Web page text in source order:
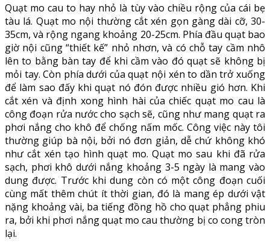
Quạt mo cau to hay nhỏ là tùy vào chiều rộng của cái bẹ
tàu lá. Quạt mo nội thường cắt xén gọn gàng dài cỡ, 30-
35cm, và rộng ngang khoảng 20-25cm. Phía đầu quạt bao
giờ nội cũng “thiết kế” nhỏ nhơn, và có chỗ tay cầm nhô
lên to bằng bàn tay để khi cầm vào đó quạt sẽ không bị
mỏi tay. Còn phía dưới của quạt nội xén to dần trở xuống
để làm sao đấy khi quạt nó đón được nhiều gió hơn. Khi
cắt xén và định xong hình hài của chiếc quạt mo cau là
công đoạn rửa nước cho sạch sẽ, cũng như mang quạt ra
phơi nắng cho khô để chống nấm mốc. Công việc này tôi
thường giúp bà nội, bởi nó đơn giản, dễ chứ không khó
như cắt xén tạo hình quạt mo. Quạt mo sau khi đã rửa
sạch, phơi khô dưới nắng khoảng 3-5 ngày là mang vào
dung được. Trước khi dung còn có một công đoạn cuối
cùng mất thêm chút ít thời gian, đó là mang ép dưới vật
nặng khoảng vài, ba tiếng đồng hồ cho quạt phẳng phiu
ra, bởi khi phơi nắng quạt mo cau thường bị co cong tròn
lại.